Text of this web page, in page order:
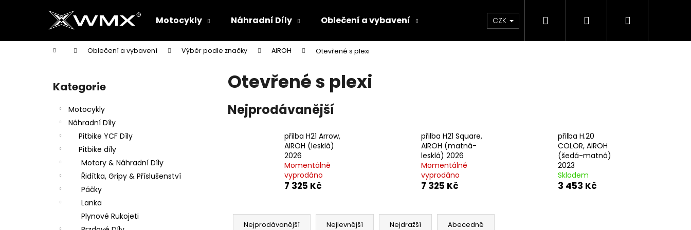
Motocykly Náhradní Díly Oblečení a vybavení Oleje & Maziva Příslušenství Dárkové
CZK Hledat PřihlášeníNákupní
Domů Oblečení a vybavení Výběr podle značky AIROH Otevřené s plexi
Přeskočit
kategorie
Kategorie
Motocykly
Náhradní Díly
Pitbike YCF Díly
Pitbike díly
Motory & Náhradní Díly
Řidítka, Gripy & Příslušenství
Páčky
Lanka
Plynové Rukojeti
Otevřené s plexi
Nejprodávanější
přilba H21 Arrow,
AIROH (lesklá)
2026
Momentálně
vyprodáno
7 325 Kč
přilba H21 Square,
AIROH (matná-
lesklá) 2026
Momentálně
vyprodáno
7 325 Kč
přilba H.20
COLOR, AIROH
(šedá-matná)
2023
Skladem
3 453 Kč
Ř
Nejprodávanější Nejlevnější Nejdražší Abecedně
í
Zpět
do
Zpět
do
Co potřebujete najít?
Doporučujeme